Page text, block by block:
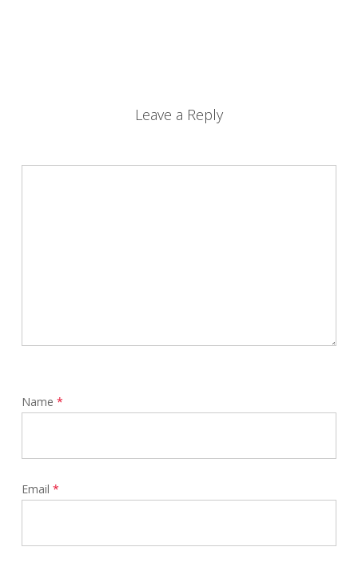
Leave a Reply
Name *
Email *